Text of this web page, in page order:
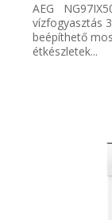
AEG
vízfogyasztás
beépíthető
étkészletek...